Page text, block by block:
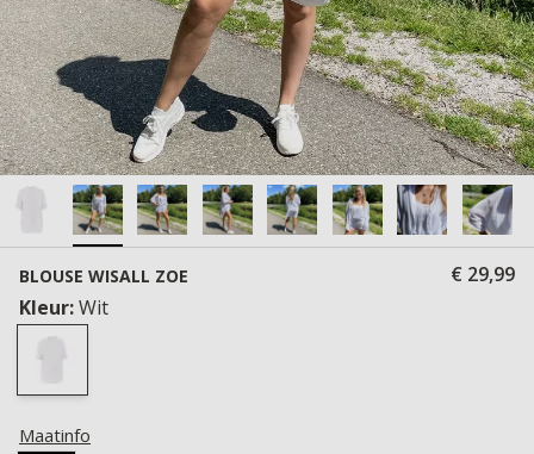
BLOUSE WISALL ZOE
€ 29,99
Kleur:Wit
Maatinfo